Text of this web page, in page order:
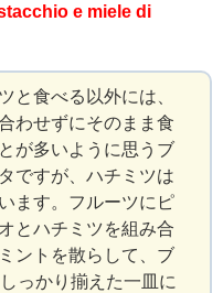
e miele di
と食べる以外には、
わせずにそのまま食
が多いように思うブ
ですが、ハチミツは
ます。フルーツにピ
とハチミツを組み合
ントを散らして、ブ
っかり揃えた一皿に